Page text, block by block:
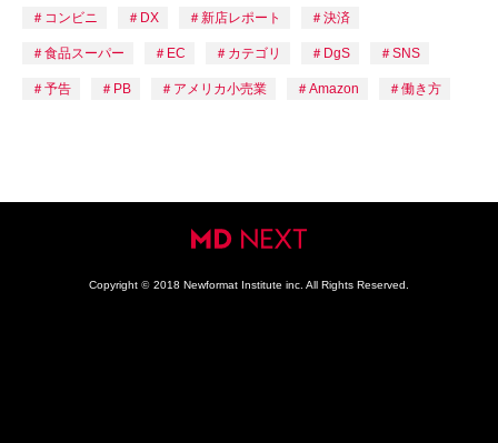
コンビニ DX 新店レポート 決済
食品スーパー EC カテゴリ DgS SNS
予告 PB アメリカ小売業 Amazon 働き方
Copyright © 2018 Newformat Institute inc. All Rights Reserved.